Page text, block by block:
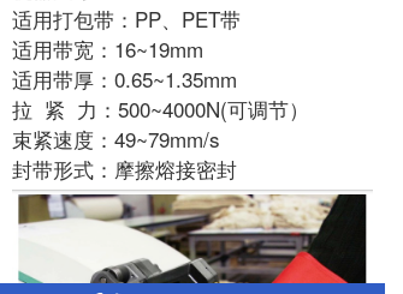
适用打包带：PP、PET带
适用带宽：16~19mm
适用带厚：0.65~1.35mm
拉 紧 力：500~4000N(可调节）
束紧速度：49~79mm/s
封带形式：摩擦熔接密封